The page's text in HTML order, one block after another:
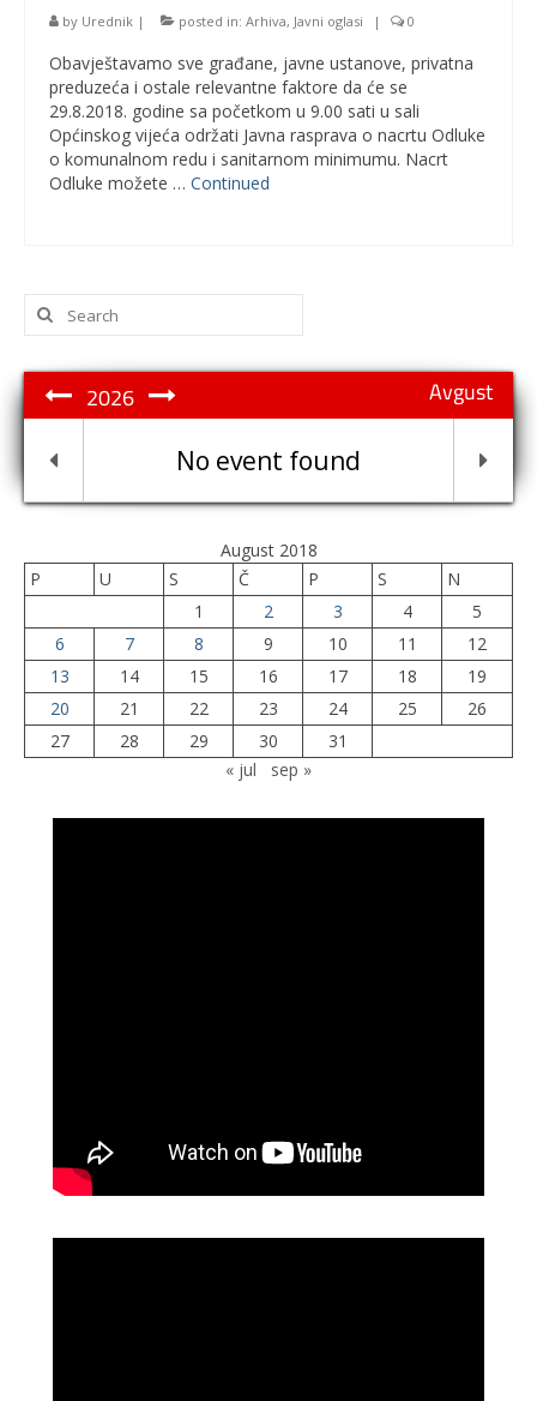
by Urednik | posted in: Arhiva, Javni oglasi | 0
Obavještavamo sve građane, javne ustanove, privatna
preduzeća i ostale relevantne faktore da će se
29.8.2018. godine sa početkom u 9.00 sati u sali
Općinskog vijeća održati Javna rasprava o nacrtu Odluke
o komunalnom redu i sanitarnom minimumu. Nacrt
Odluke možete … Continued
Search
for:
Avgust
2026
No event found
August 2018
P
U S Č P S
N
1
2 3 4
5
6
7 8 9 10 11
12
13
14 15 16 17 18
19
20
21 22 23 24 25
26
27
28 29 30
31
« jul
sep »